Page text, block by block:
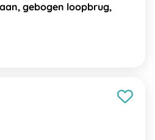
gebogen loopbrug,